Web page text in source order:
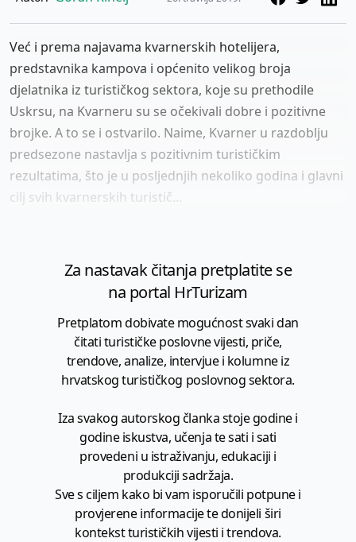
Već i prema najavama kvarnerskih hotelijera,
predstavnika kampova i općenito velikog broja
djelatnika iz turističkog sektora, koje su prethodile
Uskrsu, na Kvarneru su se očekivali dobre i pozitivne
brojke. A to se i ostvarilo. Naime, Kvarner u razdoblju
predsezone nastavlja s pozitivnim turističkim
rezultatima, što je u posljednjih nekoliko godina i glavni
cilj svih kvarnerskih turistič...
Za nastavak čitanja pretplatite se
na portal HrTurizam
Pretplatom dobivate mogućnost svaki dan
čitati turističke poslovne vijesti, priče,
trendove, analize, intervjue i kolumne iz
hrvatskog turističkog poslovnog sektora.
Iza svakog autorskog članka stoje godine i
godine iskustva, učenja te sati i sati
provedeni u istraživanju, edukaciji i
produkciji sadržaja.
Sve s ciljem kako bi vam isporučili potpune i
provjerene informacije te donijeli širi
kontekst turističkih vijesti i trendova.